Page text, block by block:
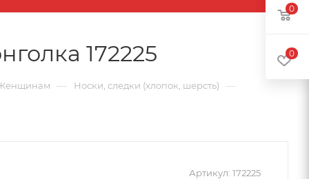
172225
— Носки, следки (хлопок, шерсть) —
Артикул: 172225
0
0